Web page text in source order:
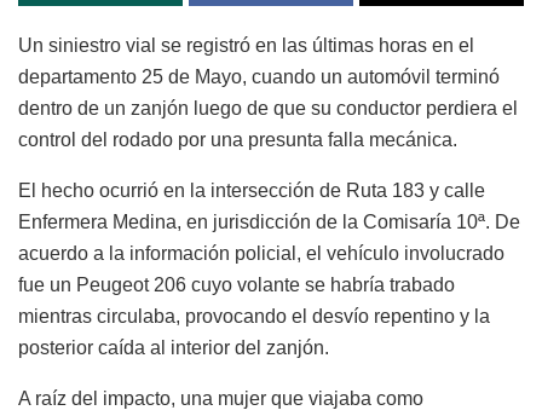
Un siniestro vial se registró en las últimas horas en el
departamento 25 de Mayo, cuando un automóvil terminó
dentro de un zanjón luego de que su conductor perdiera el
control del rodado por una presunta falla mecánica.
El hecho ocurrió en la intersección de Ruta 183 y calle
Enfermera Medina, en jurisdicción de la Comisaría 10ª. De
acuerdo a la información policial, el vehículo involucrado
fue un Peugeot 206 cuyo volante se habría trabado
mientras circulaba, provocando el desvío repentino y la
posterior caída al interior del zanjón.
A raíz del impacto, una mujer que viajaba como